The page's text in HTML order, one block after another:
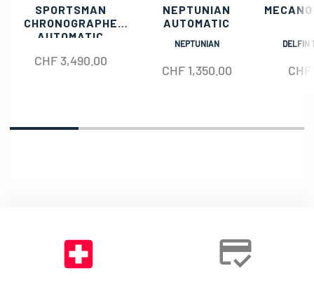
SPORTSMAN
CHRONOGRAPHE
AUTOMATIC
CHF3,490.00
NEPTUNIAN
AUTOMATIC
NEPTUNIAN
CHF1,350.00
DELFIN
CHF